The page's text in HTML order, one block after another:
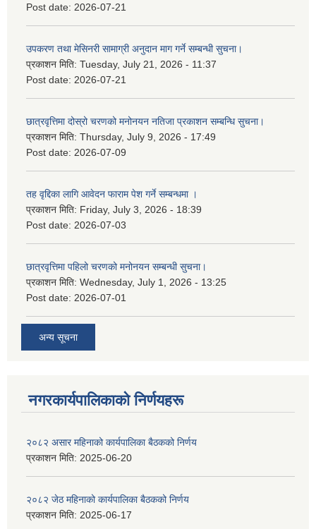
Post date: 2026-07-21
उपकरण तथा मेसिनरी सामाग्री अनुदान माग गर्ने सम्बन्धी सुचना।
प्रकाशन मिति: Tuesday, July 21, 2026 - 11:37
Post date: 2026-07-21
छात्रवृत्तिमा दोस्रो चरणको मनोनयन नतिजा प्रकाशन सम्बन्धि सुचना।
प्रकाशन मिति: Thursday, July 9, 2026 - 17:49
Post date: 2026-07-09
तह वृद्दिका लागि आवेदन फाराम पेश गर्ने सम्बन्धमा ।
प्रकाशन मिति: Friday, July 3, 2026 - 18:39
Post date: 2026-07-03
छात्रवृत्तिमा पहिलो चरणको मनोनयन सम्बन्धी सुचना।
प्रकाशन मिति: Wednesday, July 1, 2026 - 13:25
Post date: 2026-07-01
अन्य सूचना
नगरकार्यपालिकाकाे निर्णयहरू
२०८२ असार महिनाको कार्यपालिका बैठकको निर्णय
प्रकाशन मिति: 2025-06-20
२०८२ जेठ महिनाको कार्यपालिका बैठकको निर्णय
प्रकाशन मिति: 2025-06-17